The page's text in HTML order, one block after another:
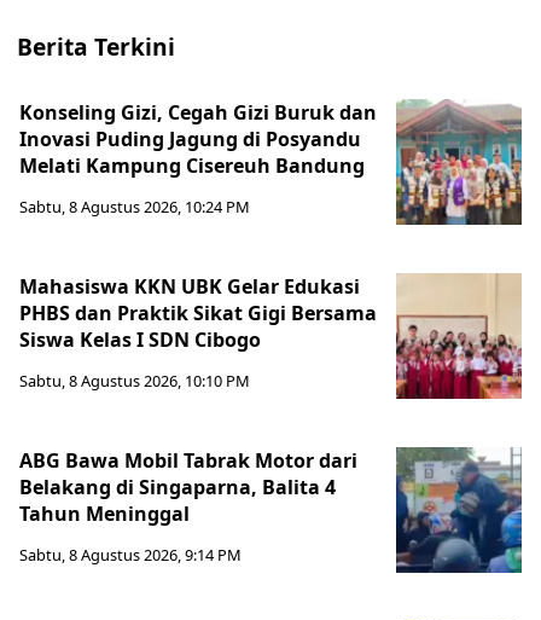
Berita Terkini
Konseling Gizi, Cegah Gizi Buruk dan
Inovasi Puding Jagung di Posyandu
Melati Kampung Cisereuh Bandung
Sabtu, 8 Agustus 2026, 10:24 PM
Mahasiswa KKN UBK Gelar Edukasi
PHBS dan Praktik Sikat Gigi Bersama
Siswa Kelas I SDN Cibogo
Sabtu, 8 Agustus 2026, 10:10 PM
ABG Bawa Mobil Tabrak Motor dari
Belakang di Singaparna, Balita 4
Tahun Meninggal
Sabtu, 8 Agustus 2026, 9:14 PM